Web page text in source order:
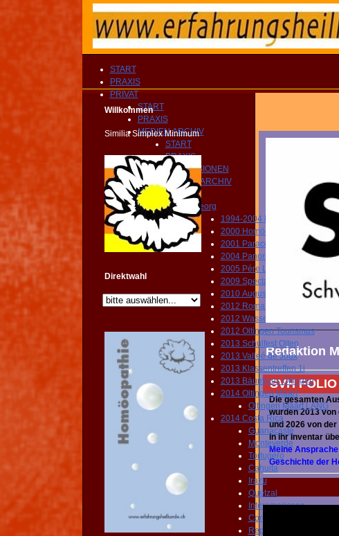
START
PRAXIS
PRIVAT
START
PRAXIS
MEDIEN ARCHIV
START
PRAXIS
IMPRESSIONEN
MEDIEN ARCHIV
PRIVAT
Georg
1994-2004 Praxis Schwyz
2000 Homöopathie Museum
2001 Paracelsus Schwyz
2004 Panoramas Schwyz
2005 Pére Lachaise Paris
2009 Spectacool Fuldera
2010 Augusta Raurica
2012 Roma Caput Mundi
2012 Wasserfest Aarburg
2012 Oltingen Tourismus
2013 Schulfest Olten
2013 Valleé de Joux
2013 Klassentreffen 1i
2013 Bäumiges Oltingen
2014 Oltingen Määrt
Oltingen Määrt LANG
2014 Costa Rica
Guanacaste
Monteverde
Tortugero
Cahuita
Irazu
Quetzal
Interamericana
Corcovado
Reptiles
Willkommen
Similia Simplex Minimum
Direktwahl
Redaktion
SVH FOLIO
Die gesamten
wurden 2013 von
und 2026 von der
in ihr Inventar
Meine
Geschichte der